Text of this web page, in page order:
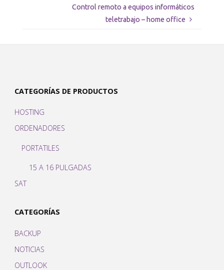
Control remoto a equipos informáticos
teletrabajo – home office
CATEGORÍAS DE PRODUCTOS
HOSTING
ORDENADORES
PORTATILES
15 A 16 PULGADAS
SAT
CATEGORÍAS
BACKUP
NOTICIAS
OUTLOOK